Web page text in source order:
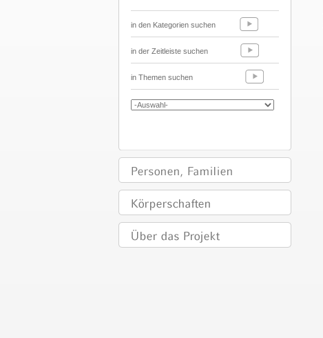
in den Kategorien suchen
in der Zeitleiste suchen
in Themen suchen